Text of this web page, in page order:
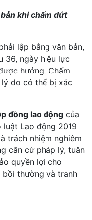
khi chấm dứt
lập bằng văn bản,
36, ngày hiệu lực
hưởng. Chấm
do có thể bị xác
đồng lao động của
Lao động 2019
trách nhiệm nghiêm
căn cứ pháp lý, tuân
quyền lợi cho
bồi thường và tranh